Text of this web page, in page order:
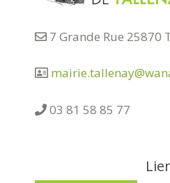
7 Grande Rue 25870
03 81 58 85 77